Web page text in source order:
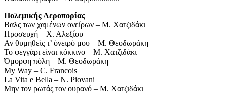
Πολεμικής Αεροπορίας
Βαλς των χαμένων ονείρων – Μ. Χατζιδάκι
Προσευχή – Χ. Αλεξίου
Αν θυμηθείς τ’ όνειρό μου – Μ. Θεοδωράκη
Το φεγγάρι είναι κόκκινο – Μ. Χατζιδάκι
Όμορφη πόλη – Μ. Θεοδωράκη
My Way – C. Francois
La Vita e Bella – N. Piovani
Μην τον ρωτάς τον ουρανό – Μ. Χατζιδάκι